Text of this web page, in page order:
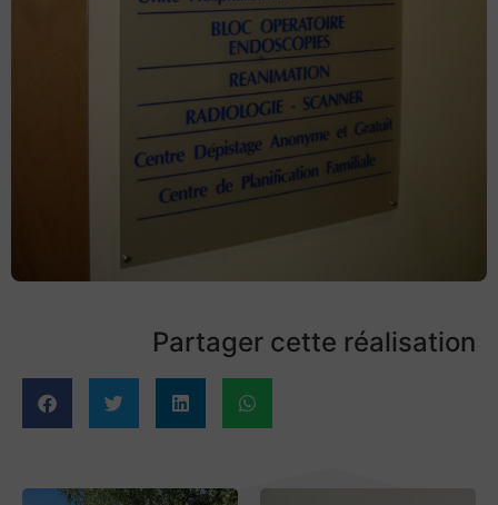
Partager cette réalisation